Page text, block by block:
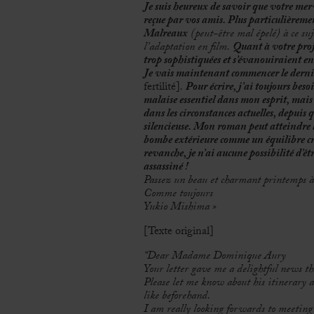
Je suis heureux de savoir que votre
reçue par vos amis. Plus
Malreaux (peut-être mal épelé) à ce
l’adaptation en film. Quant à votre
trop sophistiquées et s’évanouiraient en
Je vais maintenant commencer le
fertilité]. Pour écrire, j’ai toujours
malaise essentiel dans mon esprit,
dans les circonstances actuelles,
silencieuse. Mon roman peut
bombe extérieure comme un équilibre
revanche, je n’ai aucune possibilité
assassiné !
Passez un beau et charmant printemps
Comme toujours
Yukio Mishima »
[Texte original]
“Dear Madame Dominique Aury
Your letter gave me a delightful news
Please let me know about his itinerary
like beforehand.